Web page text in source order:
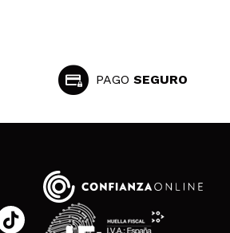
PAGO SEGURO